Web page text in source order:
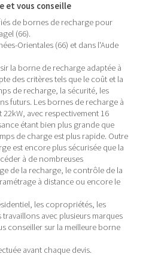
et vous conseille
de bornes de recharge pour
(66).
Orientales (66) et dans l'Aude
la borne de recharge adaptée à
des critères tels que le coût et la
de recharge, la sécurité, les
futurs. Les bornes de recharge à
avec respectivement 16
étant bien plus grande que
de charge est plus rapide. Outre
est encore plus sécurisée que la
à de nombreuses
de la recharge, le contrôle de la
à distance ou encore le
les copropriétés, les
avec plusieurs marques
conseiller sur la meilleure borne
avant chaque devis.